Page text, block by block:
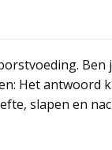
Het antwoord
slapen en